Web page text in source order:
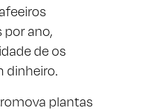
por ano,
de os
dinheiro.
plantas